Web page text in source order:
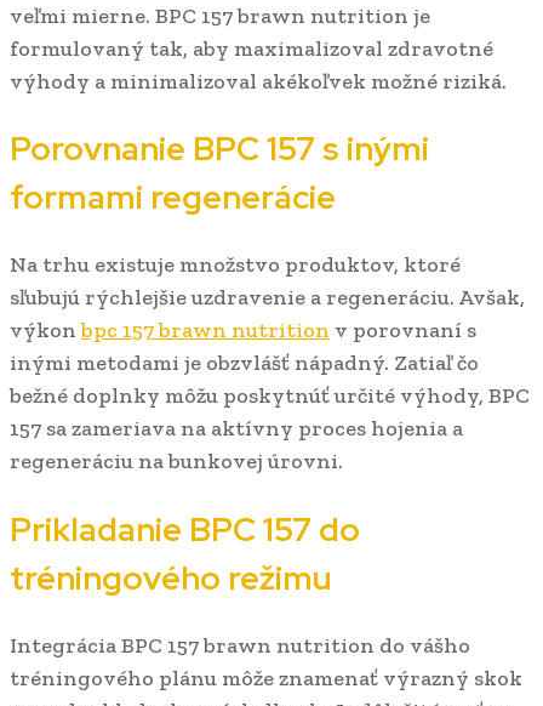
veľmi mierne. BPC 157 brawn nutrition je
formulovaný tak, aby maximalizoval zdravotné
výhody a minimalizoval akékoľvek možné riziká.
Porovnanie BPC 157 s inými
formami regenerácie
Na trhu existuje množstvo produktov, ktoré
sľubujú rýchlejšie uzdravenie a regeneráciu. Avšak,
výkonbpc 157 brawn nutrition v porovnaní s
inými metodami je obzvlášť nápadný. Zatiaľ čo
bežné doplnky môžu poskytnúť určité výhody, BPC
157 sa zameriava na aktívny proces hojenia a
regeneráciu na bunkovej úrovni.
Prikladanie BPC 157 do
tréningového režimu
Integrácia BPC 157 brawn nutrition do vášho
tréningového plánu môže znamenať výrazný skok